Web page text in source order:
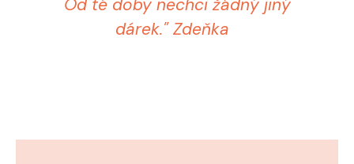
Od té doby nechci žádný jiný
dárek." Zdeňka